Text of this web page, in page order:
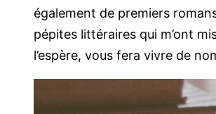
également de premiers
pépites littéraires qui m’ont
l’espère, vous fera vivre de